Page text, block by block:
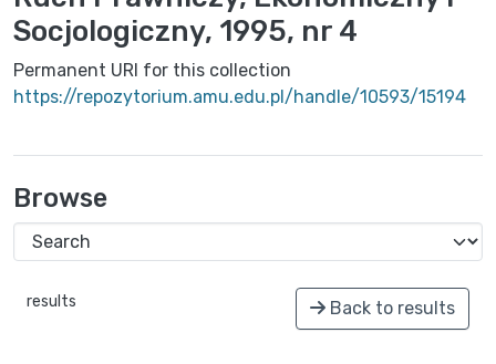
Socjologiczny, 1995, nr 4
Permanent URI for this collection
https://repozytorium.amu.edu.pl/handle/10593/15194
Browse
results Back to results